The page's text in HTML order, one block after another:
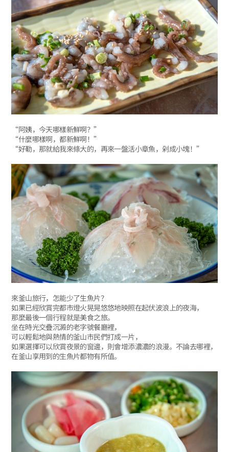
“阿姨，今天哪樣新鮮啊？”
“什麼哪樣啊，都新鮮啊！”
“好勒，那就給我來條大的，再來一盤活小章魚，剁成小塊！”
來釜山旅行，怎能少了生魚片？
如果已經欣賞完都市燈火晃晃悠悠地映照在起伏波浪上的夜海，
那麼最後一個行程就是美食之旅。
坐在時光交疊沉澱的老字號餐廳裡，
可以輕鬆地與熱情的釜山市民們打成一片，
如果選擇可以欣賞夜景的窗邊，則會增添濃濃的浪漫。不論去哪裡，
在釜山享用到的生魚片都物有所值。